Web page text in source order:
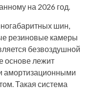
на 2026 год.
шин,
резиновые камеры
безвоздушной
основе лежит
амортизационными
Такая система